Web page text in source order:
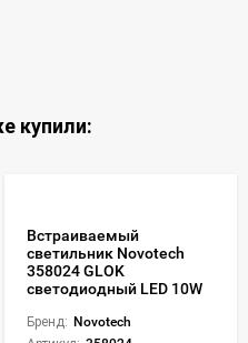
купили:
Встраиваемый
светильник Novotech
358024 GLOK
светодиодный LED 10W
Бренд: Novotech